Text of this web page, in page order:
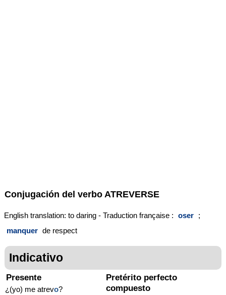
Conjugación del verbo ATREVERSE
English translation: to daring - Traduction française : oser ;
manquer de respect
Indicativo
Presente
¿(yo) me atrevo?
Pretérito perfecto
compuesto